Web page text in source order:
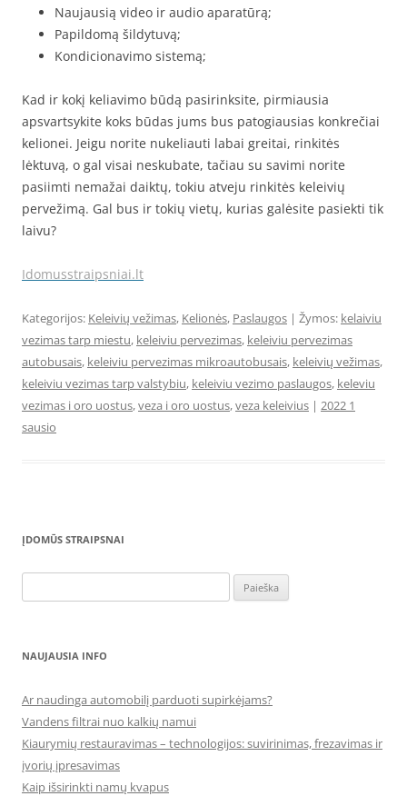
Naujausią video ir audio aparatūrą;
Papildomą šildytuvą;
Kondicionavimo sistemą;
Kad ir kokį keliavimo būdą pasirinksite, pirmiausia
apsvartsykite koks būdas jums bus patogiausias konkrečiai
kelionei. Jeigu norite nukeliauti labai greitai, rinkitės
lėktuvą, o gal visai neskubate, tačiau su savimi norite
pasiimti nemažai daiktų, tokiu atveju rinkitės keleivių
pervežimą. Gal bus ir tokių vietų, kurias galėsite pasiekti tik
laivu?
Idomusstraipsniai.lt
Kategorijos: Keleivių vežimas, Kelionės, Paslaugos | Žymos: kelaiviu
vezimas tarp miestu, keleiviu pervezimas, keleiviu pervezimas
autobusais, keleiviu pervezimas mikroautobusais, keleivių vežimas,
keleiviu vezimas tarp valstybiu, keleiviu vezimo paslaugos, keleviu
vezimas i oro uostus,veza i oro uostus,veza keleivius | 2022 1
sausio
ĮDOMŪS STRAIPSNAI
NAUJAUSIA INFO
Ar naudinga automobilį parduoti supirkėjams?
Vandens filtrai nuo kalkių namui
Kiaurymių restauravimas – technologijos: suvirinimas, frezavimas ir
įvorių įpresavimas
Kaip išsirinkti namų kvapus